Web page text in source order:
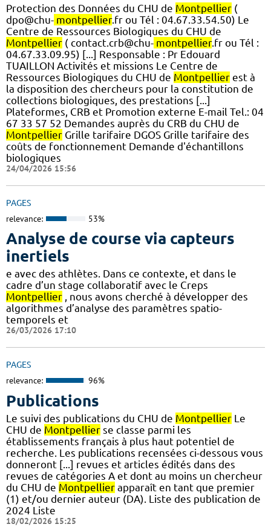
Protection des Données du CHU de Montpellier (
dpo@chu- montpellier.fr ou Tél : 04.67.33.54.50) Le
Centre de Ressources Biologiques du CHU de
Montpellier ( contact.crb@chu- montpellier.fr ou Tél :
04.67.33.09.95) [...] Responsable : Pr Edouard
TUAILLON Activités et missions Le Centre de
Ressources Biologiques du CHU de Montpellier est à
la disposition des chercheurs pour la constitution de
collections biologiques, des prestations [...]
Plateformes, CRB et Promotion externe E-mail Tel.: 04
67 33 57 52 Demandes auprès du CRB du CHU de
Montpellier Grille tarifaire DGOS Grille tarifaire des
coûts de fonctionnement Demande d'échantillons
biologiques
24/04/2026 15:56
PAGES
relevance: 53%
Analyse de course via capteurs
inertiels
e avec des athlètes. Dans ce contexte, et dans le
cadre d’un stage collaboratif avec le Creps
Montpellier , nous avons cherché à développer des
algorithmes d’analyse des paramètres spatio-
temporels et
26/03/2026 17:10
PAGES
relevance: 96%
Publications
Le suivi des publications du CHU de Montpellier Le
CHU de Montpellier se classe parmi les
établissements français à plus haut potentiel de
recherche. Les publications recensées ci-dessous vous
donneront [...] revues et articles édités dans des
revues de catégories A et dont au moins un chercheur
du CHU de Montpellier apparaît en tant que premier
(1) et/ou dernier auteur (DA). Liste des publication de
2024 Liste
18/02/2026 15:25